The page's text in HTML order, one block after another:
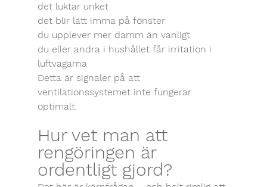
det luktar unket
det blir lätt imma på fönster
du upplever mer damm än vanligt
du eller andra i hushållet får irritation i
luftvägarna
Detta är signaler på att
ventilationssystemet inte fungerar
optimalt.
Hur vet man att
rengöringen är
ordentligt gjord?